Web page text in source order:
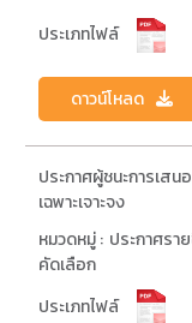
ประเภทไฟล์
ดาวน์โหลด
ประกาศผู้ชนะการเส
เฉพาะเจาะจง
หมวดหมู่ : ประกาศรา
คัดเลือก
ประเภทไฟล์